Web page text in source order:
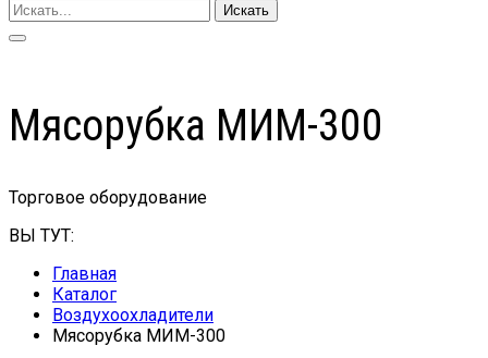
Искать
Мясорубка МИМ-300
Торговое оборудование
ВЫ ТУТ:
Главная
Каталог
Воздухоохладители
Мясорубка МИМ-300